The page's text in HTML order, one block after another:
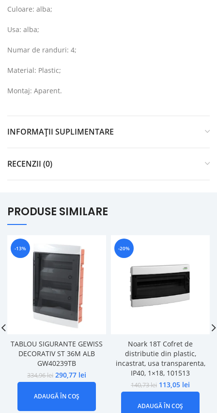
Culoare: alba;
Usa: alba;
Numar de randuri: 4;
Material: Plastic;
Montaj: Aparent.
INFORMAȚII SUPLIMENTARE
RECENZII (0)
PRODUSE SIMILARE
-13%
TABLOU SIGURANTE GEWISS
DECORATIV ST 36M ALB
GW40239TB
334,96lei 290,77 lei
ADAUGĂ ÎN COȘ
-20%
Noark 18T Cofret de
distributie din plastic,
incastrat, usa transparenta,
IP40, 1×18, 101513
140,73lei 113,05 lei
ADAUGĂ ÎN COȘ